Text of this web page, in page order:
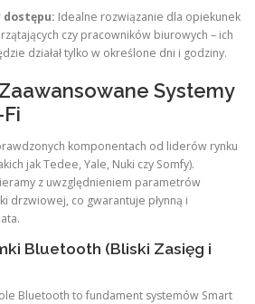
dostępu: Idealne rozwiązanie dla opiekunek
czy pracowników biurowych – ich
działał tylko w określone dni i godziny.
Systemy
komponentach od liderów rynku
jak Tedee, Yale, Nuki czy Somfy).
z uwzględnieniem parametrów
drzwiowej, co gwarantuje płynną i
Bluetooth (Bliski Zasięg i
Bluetooth to fundament systemów Smart